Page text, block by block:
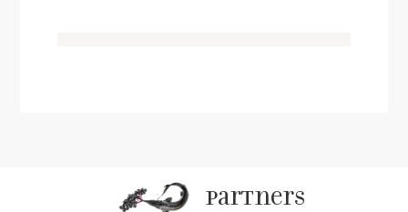
partners